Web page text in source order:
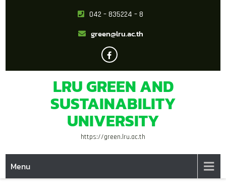
042 – 835224 – 8
green@lru.ac.th
LRU GREEN AND
SUSTAINABILITY
UNIVERSITY
https://green.lru.ac.th
Menu